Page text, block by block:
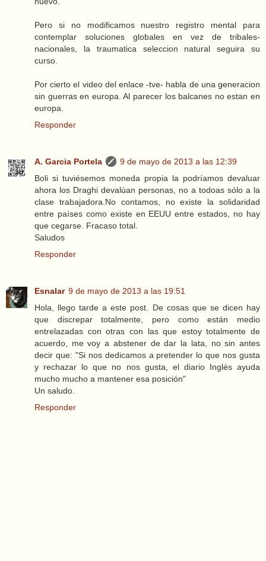
Pero si no modificamos nuestro registro mental para
contemplar soluciones globales en vez de tribales-
nacionales, la traumatica seleccion natural seguira su
curso.
Por cierto el video del enlace -tve- habla de una generacion
sin guerras en europa. Al parecer los balcanes no estan en
europa.
Responder
A. Garcia Portela
9 de mayo de 2013 a las 12:39
Boli si tuviésemos moneda propia la podríamos devaluar
ahora los Draghi devalúan personas, no a todoas sólo a la
clase trabajadora.No contamos, no existe la solidaridad
entre países como existe en EEUU entre estados, no hay
que cegarse. Fracaso total.
Saludos
Responder
Esnalar 9 de mayo de 2013 a las 19:51
Hola, llego tarde a este post. De cosas que se dicen hay
que discrepar totalmente, pero como están medio
entrelazadas con otras con las que estoy totalmente de
acuerdo, me voy a abstener de dar la lata, no sin antes
decir que: "Si nos dedicamos a pretender lo que nos gusta
y rechazar lo que no nos gusta, el diario Inglés ayuda
mucho mucho a mantener esa posición"
Un saludo.
Responder